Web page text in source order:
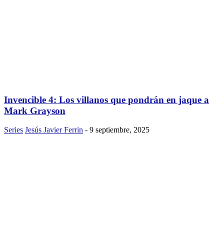
Invencible 4: Los villanos que pondrán en jaque a
Mark Grayson
Series Jesús Javier Ferrin - 9 septiembre, 2025